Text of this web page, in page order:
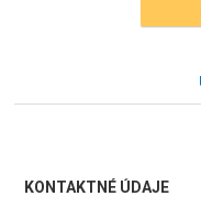
KONTAKTNÉ ÚDAJE